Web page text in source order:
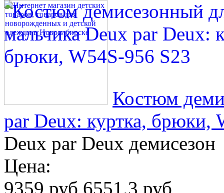
Костюм
par Deux: куртка, брюки,
Deux par Deux демисезон
Цена:
9359 руб 6551.3 руб